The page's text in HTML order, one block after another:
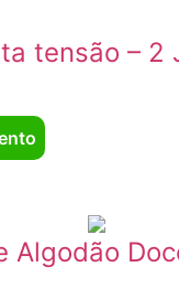
tensão – 2
Algodão